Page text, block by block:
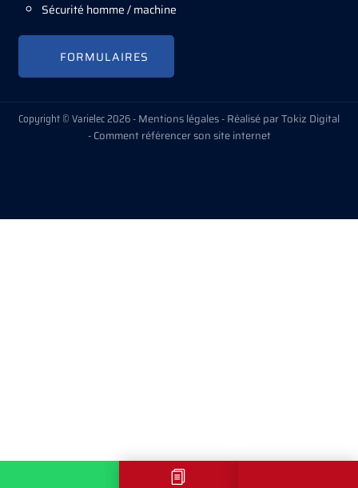
Sécurité homme / machine
FORMULAIRES
Copyright © Varielec 2026 -Mentions légales-Réalisé par Tokiz Digital
-Comment référencer son site internet